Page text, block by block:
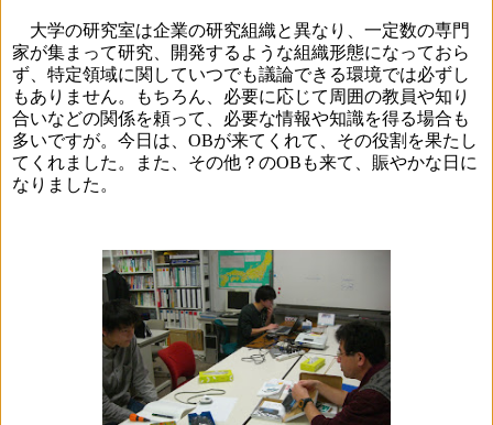
大学の研究室は企業の研究組織と異なり、一定数の専門
家が集まって研究、開発するような組織形態になっておら
ず、特定領域に関していつでも議論できる環境では必ずし
もありません。もちろん、必要に応じて周囲の教員や知り
合いなどの関係を頼って、必要な情報や知識を得る場合も
多いですが。今日は、 OBが来てくれて、その役割を果たし
てくれました。また、その他？のOB も来て、賑やかな日に
なりました。